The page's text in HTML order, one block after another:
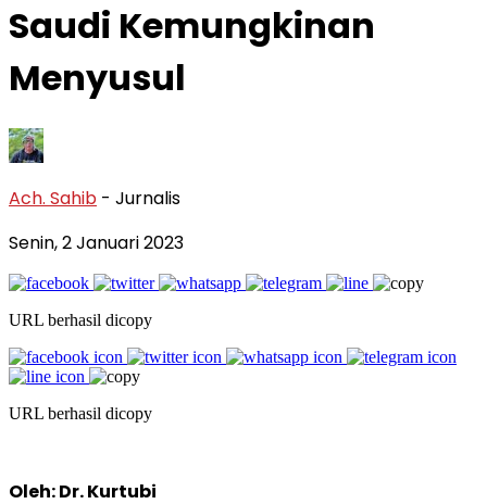
Saudi Kemungkinan
Menyusul
Ach. Sahib - Jurnalis
Senin, 2 Januari 2023
URL berhasil dicopy
URL berhasil dicopy
Oleh: Dr. Kurtubi